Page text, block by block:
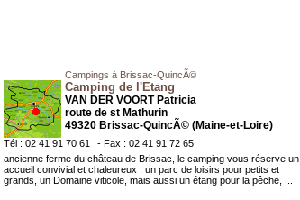
Campings à Brissac-QuincÃ©
Camping de l'Etang
VAN DER VOORT Patricia
route de st Mathurin
49320 Brissac-QuincÃ© (Maine-et-Loire)
Tél : 02 41 91 70 61
- Fax : 02 41 91 72 65
ancienne ferme du château de Brissac, le camping vous réserve un
accueil convivial et chaleureux : un parc de loisirs pour petits et
grands, un Domaine viticole, mais aussi un étang pour la pêche, ...